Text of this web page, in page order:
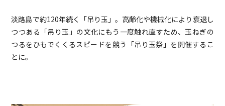
淡路島で約120年続く「吊り玉」。高齢化や機械化により衰退し
つつある「吊り玉」の文化にもう一度触れ直すため、玉ねぎの
つるをひもでくくるスピードを競う「吊り玉祭」を開催するこ
とに。